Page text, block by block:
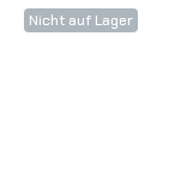
Nicht auf Lager